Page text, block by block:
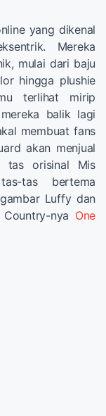
yang dikenal
Mereka
mulai dari baju
hingga plushie
terlihat mirip
balik lagi
membuat fans
akan menjual
tas orisinal Mis
tas bertema
Luffy dan
nya One